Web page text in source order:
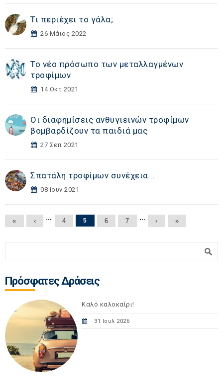
Τι περιέχει το γάλα;
26 Μάιος 2022
Το νέο πρόσωπο των μεταλλαγμένων
τροφίμων
14 Οκτ 2021
Οι διαφημίσεις ανθυγιεινών τροφίμων
βομβαρδίζουν τα παιδιά μας
27 Σεπ 2021
Σπατάλη τροφίμων συνέχεια...
08 Ιουν 2021
Σελίδες
« ‹ … 4 5 6 7 … › »
Πρόσφατες Δράσεις
Καλό καλοκαίρι!
31 Ιουλ 2026